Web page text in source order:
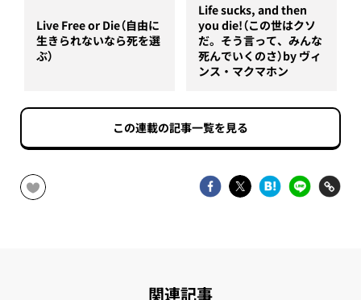
Live Free or Die（自由に
生きられないなら死を選
ぶ）
Life sucks, and then
you die!（この世はクソ
だ。そう言って、みんな
死んでいくのさ）by ヴィ
ンス・マクマホン
この連載の記事一覧を見る
関連記事